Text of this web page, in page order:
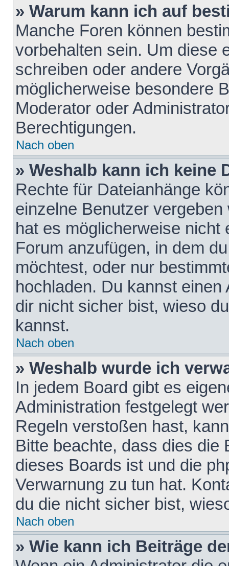
» Warum kann ich auf
Manche Foren können
vorbehalten sein. Um diese
schreiben oder andere
möglicherweise besondere
Moderator oder
Berechtigungen.
Nach oben
» Weshalb kann ich keine
Rechte für Dateianhänge
einzelne Benutzer
hat es möglicherweise nicht
Forum anzufügen, in dem
möchtest, oder nur
hochladen. Du kannst
dir nicht sicher bist, wieso
kannst.
Nach oben
» Weshalb wurde ich
In jedem Board gibt es
Administration festgelegt
Regeln verstoßen hast,
Bitte beachte, dass dies die
dieses Boards ist und die
Verwarnung zu tun hat.
du die nicht sicher bist,
Nach oben
» Wie kann ich Beiträge